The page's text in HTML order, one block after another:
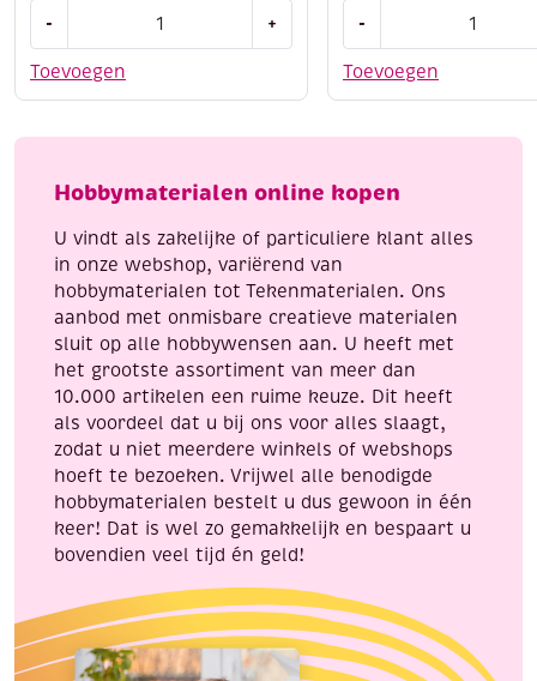
Toevoegen
-
Band-
en
door
gemaakt.
aantal
+
Toevoegen
-
boekenleggers
te
Vlinders
Hobbymaterialen online kopen
U vindt als zakelijke of particuliere klant alles
in onze webshop, variërend van
hobbymaterialen tot Tekenmaterialen. Ons
aanbod met onmisbare creatieve materialen
sluit op alle hobbywensen aan. U heeft met
het grootste assortiment van meer dan
10.000 artikelen een ruime keuze. Dit heeft
als voordeel dat u bij ons voor alles slaagt,
zodat u niet meerdere winkels of webshops
hoeft te bezoeken. Vrijwel alle benodigde
hobbymaterialen bestelt u dus gewoon in één
keer! Dat is wel zo gemakkelijk en bespaart u
bovendien veel tijd én geld!